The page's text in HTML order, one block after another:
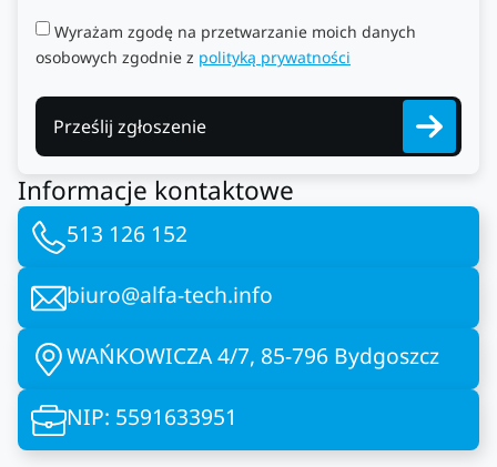
Wyrażam zgodę na przetwarzanie moich danych
osobowych zgodnie z polityką prywatności
Prześlij zgłoszenie
Informacje kontaktowe
513 126 152
biuro@alfa-tech.info
WAŃKOWICZA 4/7, 85-796 Bydgoszcz
NIP: 5591633951